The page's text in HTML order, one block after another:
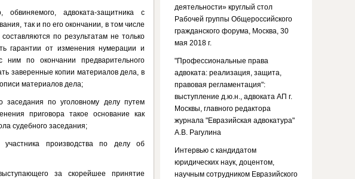
обвиняемого, адвоката-защитника с
так и по его окончании, в том числе
по результатам не только
гарантии от изменения нумерации и
ним по окончании предварительного
заверенные копии материалов дела, в
материалов дела;
заседания по уголовному делу путем
приговора такое основание как
судебного заседания;
производства по делу об
за скорейшее принятие
деятельности» круглый стол
Рабочей группы Общероссийского
гражданского форума, Москва, 30
мая 2018 г.
"Профессиональные права
адвоката: реализация, защита,
правовая регламентация":
выступление д.ю.н., адвоката АП г.
Москвы, главного редактора
журнала "Евразийская адвокатура"
А.В. Рагулина
Интервью с кандидатом
юридических наук, доцентом,
научным сотрудником Евразийского